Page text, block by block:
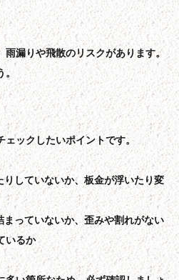
漏りや飛散のリスクがあります。
。
ェックしたいポイントです。
していないか、板金が浮いたり変
っていないか、歪みや割れがない
いるか